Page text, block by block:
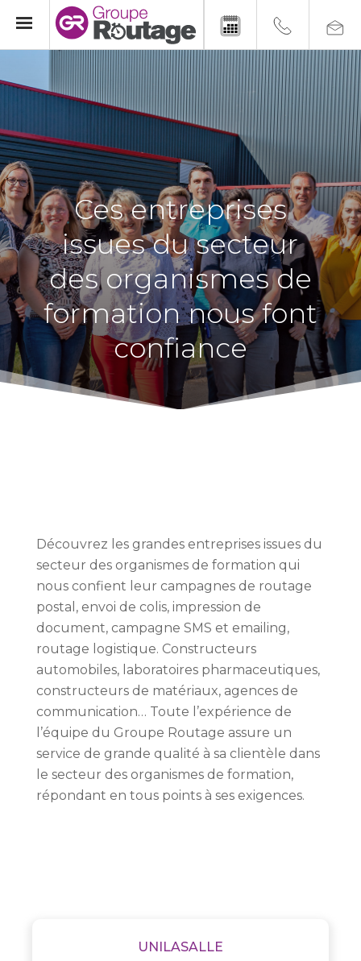
Ces entreprises
issues du secteur
des organismes de
formation nous font
confiance
Découvrez les grandes entreprises issues du
secteur des organismes de formation qui
nous confient leur campagnes de routage
postal, envoi de colis, impression de
document, campagne SMS et emailing,
routage logistique. Constructeurs
automobiles, laboratoires pharmaceutiques,
constructeurs de matériaux, agences de
communication… Toute l’expérience de
l’équipe du Groupe Routage assure un
service de grande qualité à sa clientèle dans
le secteur des organismes de formation,
répondant en tous points à ses exigences.
UNILASALLE